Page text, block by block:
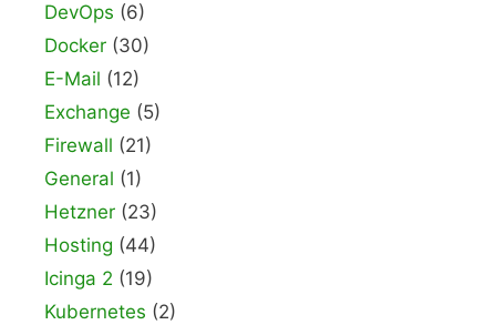
DevOps (6)
Docker (30)
E-Mail (12)
Exchange (5)
Firewall (21)
General (1)
Hetzner (23)
Hosting (44)
Icinga 2 (19)
Kubernetes (2)